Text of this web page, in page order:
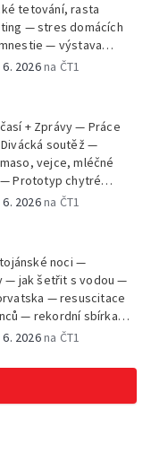
tetování, rasta
— stres domácích
— výstava
— fenomenální
6. 2026na ČT1
+ Zprávy — Práce
soutěž —
vejce, mléčné
Prototyp chytré
— Anketa +
soutěž —
vejce, mléčné
Jak se udržet v
— Prototyp
pro běžce — Anketa +
— Upoutávka na další
— Práce
vejce, mléčné
Mezinárodní folklórní
— Anketa +
— Počasí — Prototyp
6. 2026na ČT1
noci —
— jak šetřit s vodou —
— resuscitace
— rekordní sbírka
výroba šperků se
6. 2026na ČT1